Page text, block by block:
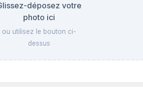
déposez votre
photo ici
ou utilisez le bouton ci-
dessus